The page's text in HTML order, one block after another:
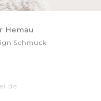
Hemau
Schmuck